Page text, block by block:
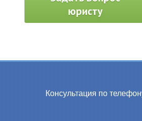
юристу
Консультация по